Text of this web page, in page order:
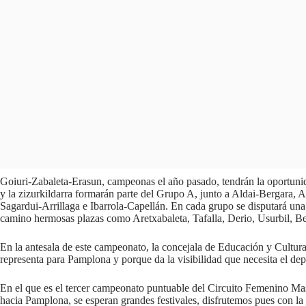
Goiuri-Zabaleta-Erasun, campeonas el año pasado, tendrán la
y la zizurkildarra formarán parte del Grupo A, junto a Aldai-Bergara,
Sagardui-Arrillaga e Ibarrola-Capellán. En cada grupo se disputará
camino hermosas plazas como Aretxabaleta, Tafalla, Derio, Usurbil,
En la antesala de este campeonato, la concejala de Educación y
representa para Pamplona y porque da la visibilidad que necesita el
En el que es el tercer campeonato puntuable del Circuito Femenino
hacia Pamplona, se esperan grandes festivales, disfrutemos pues con